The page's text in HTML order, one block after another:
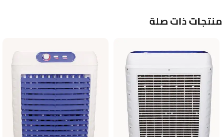
منتجات ذات صلة